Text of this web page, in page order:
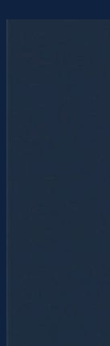
Перейти